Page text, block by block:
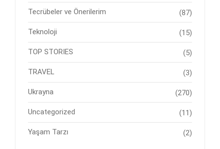
Tecrübeler ve Önerilerim (87)
Teknoloji (15)
TOP STORIES (5)
TRAVEL (3)
Ukrayna (270)
Uncategorized (11)
Yaşam Tarzı (2)